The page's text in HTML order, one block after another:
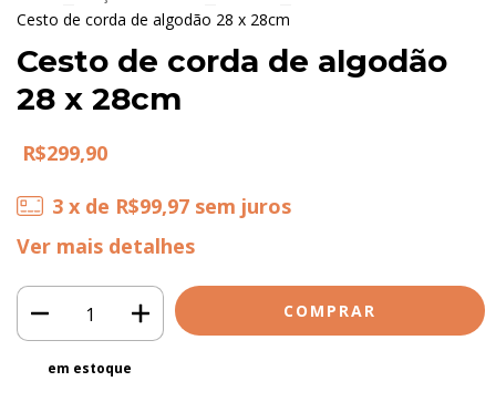
Cesto de corda de algodão 28 x 28cm
Cesto de corda de algodão
28 x 28cm
R$299,90
3 x de R$99,97 sem juros
Ver mais detalhes
em estoque